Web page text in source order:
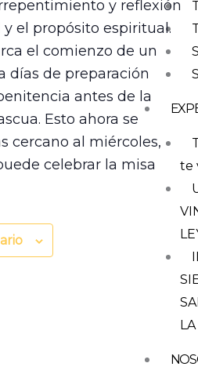
te
y reflexión
el propósito espiritual.
el comienzo de un
días de preparación
antes de la
Esto ahora se
cercano al miércoles,
celebrar la misa